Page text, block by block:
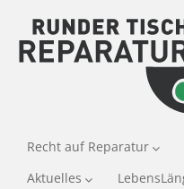
Recht auf Reparatur
Aktuelles